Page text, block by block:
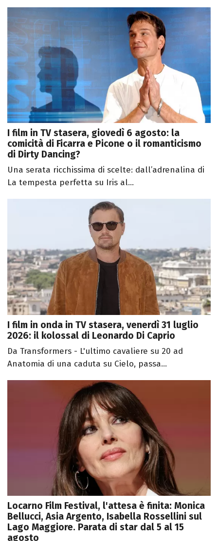
I film in TV stasera, giovedì 6 agosto: la
comicità di Ficarra e Picone o il romanticismo
di Dirty Dancing?
Una serata ricchissima di scelte: dall’adrenalina di
La tempesta perfetta su Iris al...
I film in onda in TV stasera, venerdì 31 luglio
2026: il kolossal di Leonardo Di Caprio
Da Transformers - L'ultimo cavaliere su 20 ad
Anatomia di una caduta su Cielo, passa...
Locarno Film Festival, l'attesa è finita: Monica
Bellucci, Asia Argento, Isabella Rossellini sul
Lago Maggiore. Parata di star dal 5 al 15
agosto